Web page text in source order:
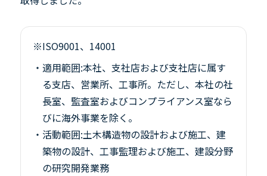
※ISO9001、14001
・適用範囲:本社、支社店および支社店に属す
る支店、営業所、工事所。ただし、本社の社
長室、監査室およびコンプライアンス室なら
びに海外事業を除く。
・活動範囲:土木構造物の設計および施工、建
築物の設計、工事監理および施工、建設分野
の研究開発業務